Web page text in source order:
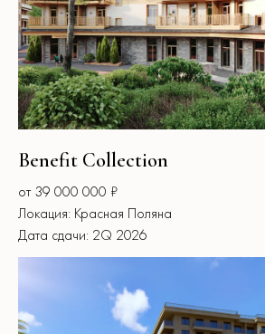
Benefit Collection
от 39 000 000 ₽
Локация: Красная Поляна
Дата сдачи: 2Q 2026